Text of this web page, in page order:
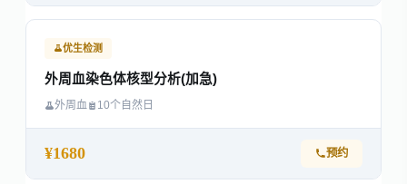
优生检测
外周血染色体核型分析(加急)
外周血 10个自然日
¥1680 预约